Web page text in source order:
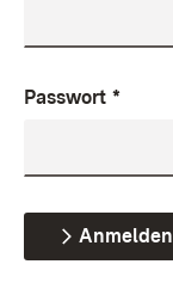
Passwort *
Anmelden